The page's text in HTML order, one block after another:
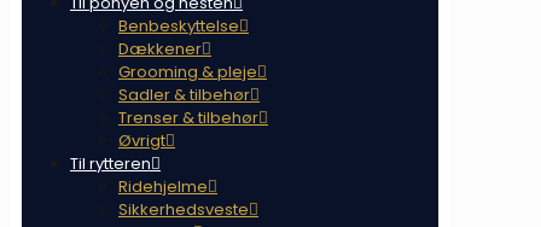
Benbeskyttelse
Dækkener
Grooming & pleje
Sadler & tilbehør
Trenser & tilbehør
Øvrigt
Til rytteren
Ridehjelme
Sikkerhedsveste